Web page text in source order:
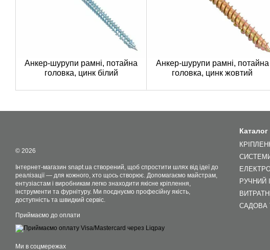
Анкер-шурупи рамні, потайна
головка, цинк білий
Анкер-шурупи рамні, потайна
головка, цинк жовтий
© 2026
Інтернет-магазин snapt.ua створений, щоб спростити шлях від ідеї до
реалізації — для кожного, хто щось створює. Допомагаємо майстрам,
ентузіастам і виробникам легко знаходити якісне кріплення,
інструменти та фурнітуру. Ми поєднуємо професійну якість,
доступність та швидкий сервіс.
Приймаємо до оплати
Ми в соцмережах
Каталог
РУЧНИЙ
САДОВА